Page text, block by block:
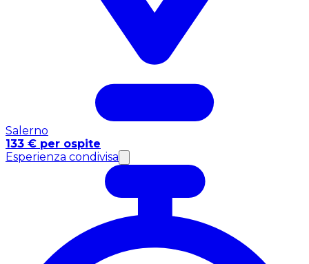
Salerno
133 € per ospite
Esperienza condivisa